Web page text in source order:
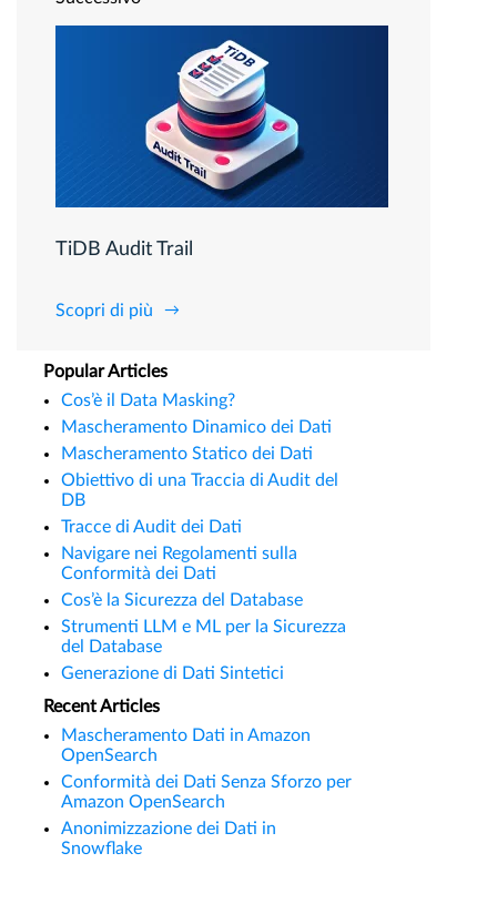
TiDB Audit Trail
Scopri di più
Popular Articles
Cos’è il Data Masking?
Mascheramento Dinamico dei Dati
Mascheramento Statico dei Dati
Obiettivo di una Traccia di Audit del
DB
Tracce di Audit dei Dati
Navigare nei Regolamenti sulla
Conformità dei Dati
Cos’è la Sicurezza del Database
Strumenti LLM e ML per la Sicurezza
del Database
Generazione di Dati Sintetici
Recent Articles
Mascheramento Dati in Amazon
OpenSearch
Conformità dei Dati Senza Sforzo per
Amazon OpenSearch
Anonimizzazione dei Dati in
Snowflake